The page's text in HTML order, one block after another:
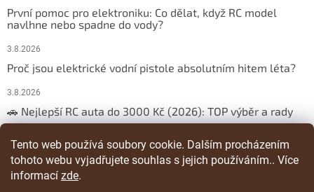
Tento web používá soubory cookie. Dalším procházením
tohoto webu vyjadřujete souhlas s jejich používáním.. Více
informací zde.
První pomoc pro elektroniku: Co dělat, když RC model
navlhne nebo spadne do vody?
3.8.2026
Proč jsou elektrické vodní pistole absolutním hitem léta?
3.8.2026
🚗 Nejlepší RC auta do 3000 Kč (2026): TOP výběr a rady
ARCHIV